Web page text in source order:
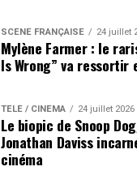
SCÈNE FRANÇAISE 24 juillet
Mylène Farmer : le
Is Wrong” va ressortir
TÉLÉ / CINÉMA 24 juillet 2026
Le biopic de Snoop
Jonathan Daviss
cinéma